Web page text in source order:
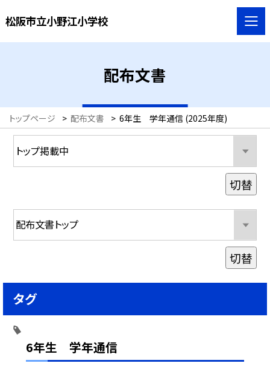
松阪市立小野江小学校
配布文書
トップページ > 配布文書 > 6年生 学年通信 (2025年度)
6年生 学年通信
切替
切替
タグ